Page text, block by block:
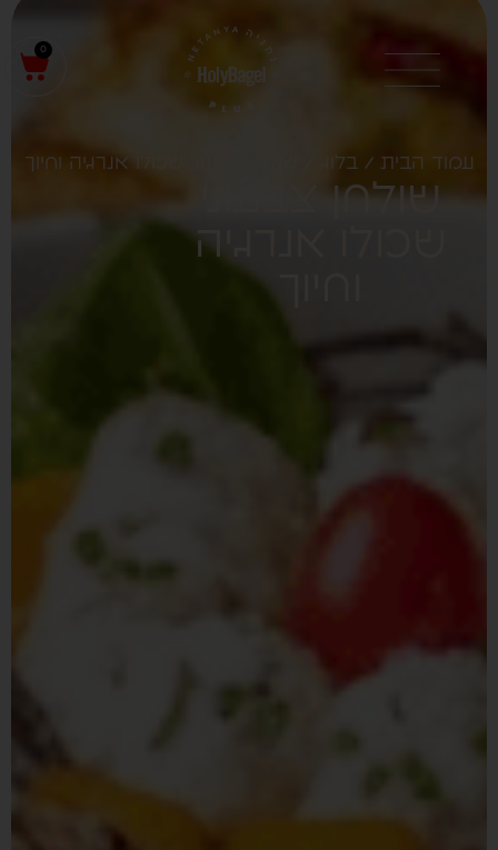
עמוד הבית/ בלוג/ שולחן צבעוני שכולו אנרגיה וחיוך
שולחן צבעוני
שכולו אנרגיה